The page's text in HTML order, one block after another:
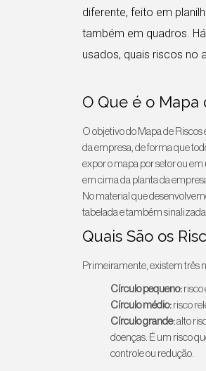
diferente, feito em
também em quadros.
usados, quais riscos no
O Que é o Mapa
O objetivo do Mapa de
da empresa, de forma que
expor o mapa por setor ou
em cima da planta da
No material que
tabelada e também
Quais São os
Primeiramente, existem três
Círculo pequeno: risco
Círculo médio: risco
Círculo grande:alto
doenças. É um risco
controle ou redução.